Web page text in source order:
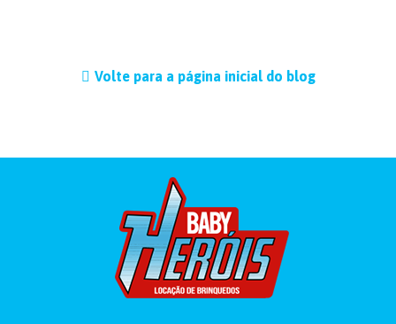
Volte para a página inicial do blog